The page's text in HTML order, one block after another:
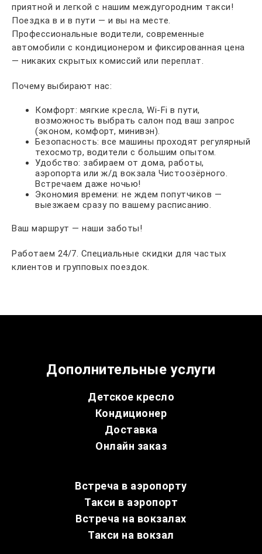
приятной и легкой с нашим междугородним такси!
Поездка в и в пути — и вы на месте.
Профессиональные водители, современные
автомобили с кондиционером и фиксированная цена
— никаких скрытых комиссий или переплат.
Почему выбирают нас:
Комфорт: мягкие кресла, Wi-Fi в пути,
возможность выбрать салон под ваш запрос
(эконом, комфорт, минивэн).
Безопасность: все машины проходят регулярный
техосмотр, водители с большим опытом.
Удобство: забираем от дома, работы,
аэропорта или ж/д вокзала Чистоозёрного.
Встречаем даже ночью!
Экономия времени: не ждем попутчиков —
выезжаем сразу по вашему расписанию.
Ваш маршрут — наши заботы!
Работаем 24/7. Специальные скидки для частых
клиентов и групповых поездок.
Дополнительные услуги
Детское кресло
Кондиционер
Доставка
Онлайн заказ
Встреча в аэропорту
Такси в аэропорт
Встреча на вокзалах
Такси на вокзал